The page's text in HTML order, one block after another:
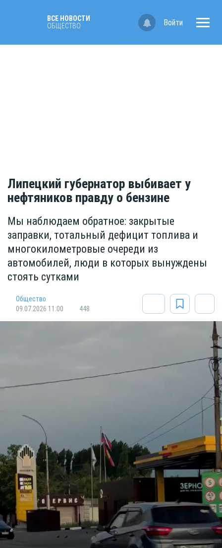
ВСЕ НОВОСТИ
ОБЩЕСТВО
Войти
Липецкий губернатор выбивает у
нефтяников правду о бензине
Мы наблюдаем обратное: закрытые
заправки, тотальный дефицит топлива и
многокилометровые очереди из
автомобилей, люди в которых вынуждены
стоять сутками
Общество
09.07.2026 11:00
448